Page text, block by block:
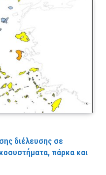
διέλευσης σε
πάρκα και